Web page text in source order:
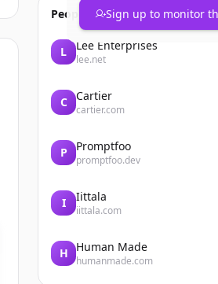
Sign up to monitor
People also viewed
L Lee Enterprises
lee.net
C Cartier
cartier.com
P Promptfoo
promptfoo.dev
I Iittala
iittala.com
H Human Made
humanmade.com